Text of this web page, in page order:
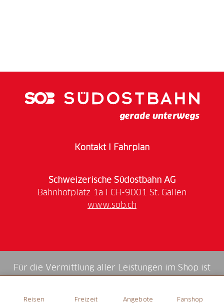
Reisen Freizeit Angebote Fanshop
KontaktI Fahrplan
Schweizerische Südostbahn AG
www.sob.ch
Für die Vermittlung aller Leistungen im Shop ist